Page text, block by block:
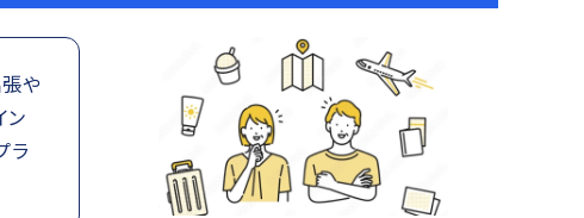
や
ン
ラ